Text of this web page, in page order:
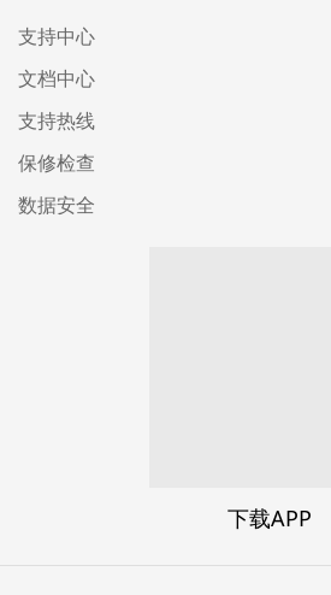
支持中心
文档中心
支持热线
保修检查
数据安全
下载APP